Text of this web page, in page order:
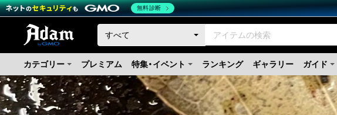
カテゴリー プレミアム 特集・イベント ランキング ギャラリー ガイド
無料診断